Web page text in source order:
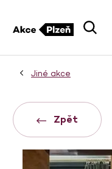
Jiné akce
Zpět